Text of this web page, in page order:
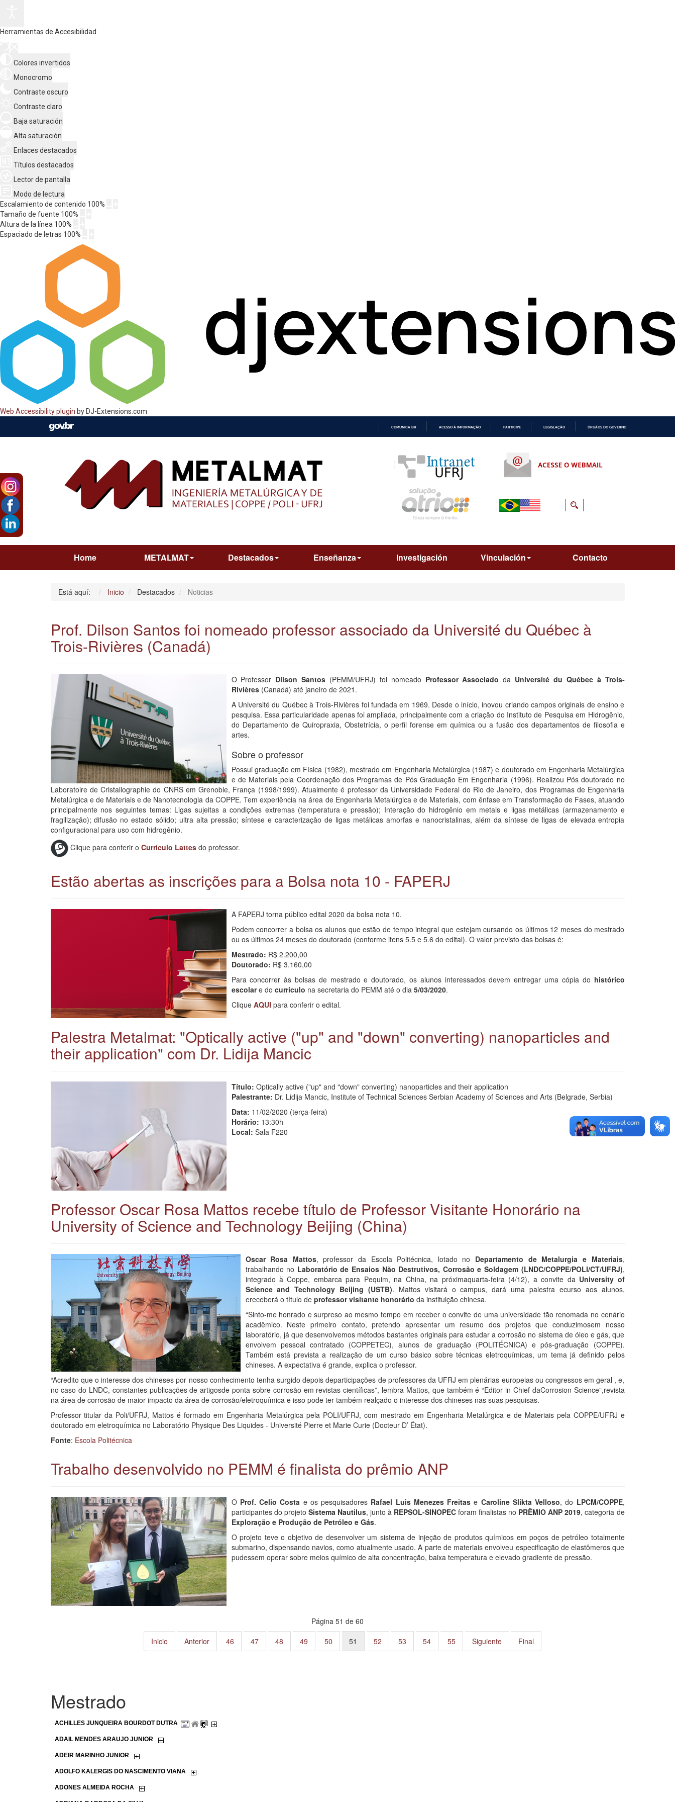
Herramientas de Accesibilidad
Colores invertidos
Monocromo
Contraste oscuro
Contraste claro
Baja saturación
Alta saturación
Enlaces destacados
Títulos destacados
Lector de pantalla
Modo de lectura
Escalamiento de contenido 100%
Tamaño de fuente 100%
Altura de la línea 100%
Espaciado de letras 100%
Web Accessibility plugin by DJ-Extensions.com
COMUNICA BR ACESSO À INFORMAÇÃO PARTICIPE LEGISLAÇÃO ÓRGÃOS DO GOVERNO
Home METALMAT Destacados Enseñanza Investigación Vinculación Contacto
Está aquí: Inicio Destacados Noticias
Prof. Dilson Santos foi nomeado professor associado da Université du Québec à
Trois-Rivières (Canadá)
O Professor Dilson Santos (PEMM/UFRJ) foi nomeado Professor Associado da Université du Québec à Trois-
Rivières(Canadá) até janeiro de 2021.
A Université du Québec à Trois-Rivières foi fundada em 1969. Desde o início, inovou criando campos originais de ensino e
pesquisa. Essa particularidade apenas foi ampliada, principalmente com a criação do Instituto de Pesquisa em Hidrogênio,
do Departamento de Quiropraxia, Obstetrícia, o perfil forense em química ou a fusão dos departamentos de filosofia e
artes.
Sobre o professor
Possui graduação em Física (1982), mestrado em Engenharia Metalúrgica (1987) e doutorado em Engenharia Metalúrgica
e de Materiais pela Coordenação dos Programas de Pós Graduação Em Engenharia (1996). Realizou Pós doutorado no
Laboratoire de Cristallographie do CNRS em Grenoble, França (1998/1999). Atualmente é professor da Universidade Federal do Rio de Janeiro, dos Programas de Engenharia
Metalúrgica e de Materiais e de Nanotecnologia da COPPE. Tem experiência na área de Engenharia Metalúrgica e de Materiais, com ênfase em Transformação de Fases, atuando
principalmente nos seguintes temas: Ligas sujeitas a condições extremas (temperatura e pressão); Interação do hidrogênio em metais e ligas metálicas (armazenamento e
fragilização); difusão no estado sólido; ultra alta pressão; síntese e caracterização de ligas metálicas amorfas e nanocristalinas, além da síntese de ligas de elevada entropia
configuracional para uso com hidrogênio.
Clique para conferir o Currículo Lattesdo professor.
Estão abertas as inscrições para a Bolsa nota 10 - FAPERJ
A FAPERJ torna público edital 2020 da bolsa nota 10.
Podem concorrer a bolsa os alunos que estão de tempo integral que estejam cursando os últimos 12 meses do mestrado
ou os últimos 24 meses do doutorado (conforme itens 5.5 e 5.6 do edital). O valor previsto das bolsas é:
Mestrado: R$ 2.200,00
Doutorado: R$ 3.160,00
Para concorrer às bolsas de mestrado e doutorado, os alunos interessados devem entregar uma cópia do histórico
escolare do currículo na secretaria do PEMM até o dia 5/03/2020.
Clique AQUI para conferir o edital.
Palestra Metalmat: "Optically active ("up" and "down" converting) nanoparticles and
their application" com Dr. Lidija Mancic
Título: Optically active ("up" and "down" converting) nanoparticles and their application
Palestrante: Dr. Lidija Mancic, Institute of Technical Sciences Serbian Academy of Sciences and Arts (Belgrade, Serbia)
Data: 11/02/2020 (terça-feira)
Horário: 13:30h
Local: Sala F220
Professor Oscar Rosa Mattos recebe título de Professor Visitante Honorário na
University of Science and Technology Beijing (China)
Oscar Rosa Mattos, professor da Escola Politécnica, lotado no Departamento de Metalurgia e Materiais,
trabalhando no Laboratório de Ensaios Não Destrutivos, Corrosão e Soldagem (LNDC/COPPE/POLI/CT/UFRJ),
integrado à Coppe, embarca para Pequim, na China, na próximaquarta-feira (4/12), a convite da University of
Science and Technology Beijing (USTB). Mattos visitará o campus, dará uma palestra ecurso aos alunos,
ereceberá o título de professor visitante honorário da instituição chinesa.
“Sinto-me honrado e surpreso ao mesmo tempo em receber o convite de uma universidade tão renomada no cenário
acadêmico. Neste primeiro contato, pretendo apresentar um resumo dos projetos que conduzimosem nosso
laboratório, já que desenvolvemos métodos bastantes originais para estudar a corrosão no sistema de óleo e gás, que
envolvem pessoal contratado (COPPETEC), alunos de graduação (POLITÉCNICA) e pós-graduação (COPPE).
Também está prevista a realização de um curso básico sobre técnicas eletroquímicas, um tema já definido pelos
chineses. A expectativa é grande, explica o professor.
“Acredito que o interesse dos chineses por nosso conhecimento tenha surgido depois departicipações de professores da UFRJ em plenárias europeias ou congressos em geral , e,
no caso do LNDC, constantes publicações de artigosde ponta sobre corrosão em revistas científicas”, lembra Mattos, que também é “Editor in Chief daCorrosion Science”,revista
na área de corrosão de maior impacto da área de corrosão/eletroquímica e isso pode ter também realçado o interesse dos chineses nas suas pesquisas.
Professor titular da Poli/UFRJ, Mattos é formado em Engenharia Metalúrgica pela POLI/UFRJ, com mestrado em Engenharia Metalúrgica e de Materiais pela COPPE/UFRJ e
doutorado em eletroquímica no Laboratório Physique Des Liquides - Université Pierre et Marie Curie (Docteur D’ État).
Fonte: Escola Politécnica
Trabalho desenvolvido no PEMM é finalista do prêmio ANP
O Prof. Celio Costa e os pesquisadores Rafael Luis Menezes Freitas e Caroline Slikta Velloso, do LPCM/COPPE,
participantes do projeto Sistema Nautilus, junto à REPSOL-SINOPECforam finalistas no PRÊMIO ANP 2019, categoria de
Exploração e Produção de Petróleo e Gás.
O projeto teve o objetivo de desenvolver um sistema de injeção de produtos químicos em poços de petróleo totalmente
submarino, dispensando navios, como atualmente usado. A parte de materiais envolveu especificação de elastômeros que
pudessem operar sobre meios químico de alta concentração, baixa temperatura e elevado gradiente de pressão.
Página 51 de 60
Inicio
Anterior 46 47 48 49 50 51 52 53 54 55 Siguiente Final
Mestrado